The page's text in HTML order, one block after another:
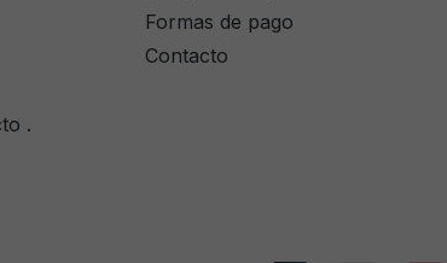
.
Formas de pago
Contacto